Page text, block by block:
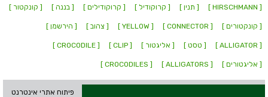
[ HIRSCHMANN ] [ תנין ] [ קרוקודיל ] [ קרוקודילים ] [ בננה ] [ קונקטור ]
[ קונקטורים ] [ CONNECTOR ]
[ YELLOW ] [ צהוב ] [ הירשמן ]
[ ALLIGATOR ] [ טסט ] [ אליגטור ] [ CLIP ]
[ CROCODILE ]
[ אליגטורים ] [ ALLIGATORS ]
[ CROCODILES ]
פיתוח אתרי אינטרנט